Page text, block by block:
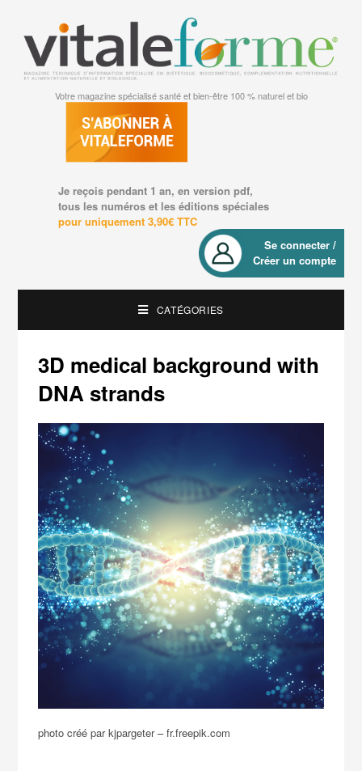
Votre magazine spécialisé santé et bien-être 100 % naturel et bio
Je reçois pendant 1 an, en version pdf,
tous les numéros et les éditions spéciales
pour uniquement 3,90€ TTC
Se connecter /
Créer un compte
CATÉGORIES
3D medical background with
DNA strands
photo créé par kjpargeter – fr.freepik.com